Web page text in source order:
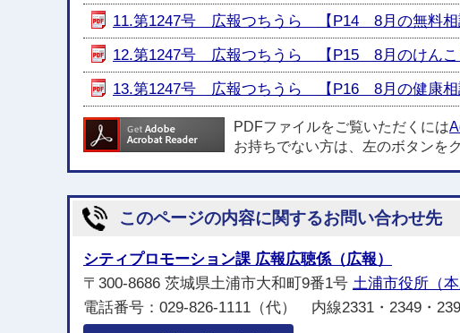
11.第1247号 広報つちうら 【P14 8月の無料相
12.第1247号 広報つちうら 【P15 8月のけんこ
13.第1247号 広報つちうら 【P16 8月の健康相
PDFファイルをご覧いただくには
お持ちでない方は、左のボタンを
このページの内容に関するお問い合わせ先
シティプロモーション課 広報広聴係（広報）
〒300-8686 茨城県土浦市大和町9番1号 土浦市役所（
電話番号：029-826-1111（代） 内線2331・2349・